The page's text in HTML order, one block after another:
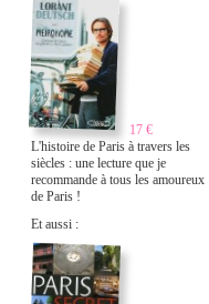
17 €
L'histoire de Paris à travers les
siècles : une lecture que je
recommande à tous les amoureux
de Paris !
Et aussi :